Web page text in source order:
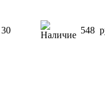
30 548